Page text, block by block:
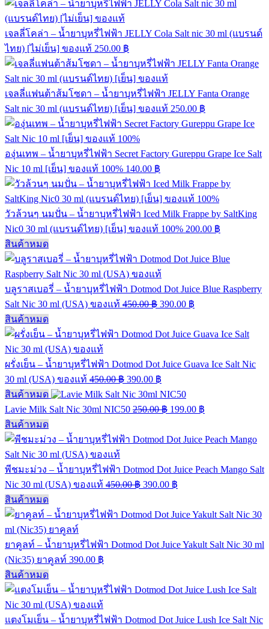
เจลลี่โคล่า – น้ำยาบุหรี่ไฟฟ้า JELLY Cola Salt nic 30 ml (แบรนด์
ไทย) [ไม่เย็น] ของแท้ 250.00 ฿
เจลลี่แฟนต้าส้มโซดา – น้ำยาบุหรี่ไฟฟ้า JELLY Fanta Orange
Salt nic 30 ml (แบรนด์ไทย) [เย็น] ของแท้ 250.00 ฿
องุ่นเทพ – น้ำยาบุหรี่ไฟฟ้า Secret Factory Gureppu Grape Ice Salt
Nic 10 ml [เย็น] ของแท้ 100% 140.00 ฿
วัวล้วนๆ นมปั่น – น้ำยาบุหรี่ไฟฟ้า Iced Milk Frappe by SaltKing
Nic0 30 ml (แบรนด์ไทย) [เย็น] ของแท้ 100% 200.00 ฿
สินค้าหมด
บลูราสเบอรี่ – น้ำยาบุหรี่ไฟฟ้า Dotmod Dot Juice Blue Raspberry
Salt Nic 30 ml (USA) ของแท้ 450.00฿ 390.00 ฿
สินค้าหมด
ผรั่งเย็น – น้ำยาบุหรี่ไฟฟ้า Dotmod Dot Juice Guava Ice Salt Nic
30 ml (USA) ของแท้ 450.00฿ 390.00 ฿
สินค้าหมด
Lavie Milk Salt Nic 30ml NIC50 250.00฿ 199.00 ฿
สินค้าหมด
พีชมะม่วง – น้ำยาบุหรี่ไฟฟ้า Dotmod Dot Juice Peach Mango Salt
Nic 30 ml (USA) ของแท้ 450.00฿ 390.00 ฿
สินค้าหมด
ยาคูลท์ – น้ำยาบุหรี่ไฟฟ้า Dotmod Dot Juice Yakult Salt Nic 30 ml
(Nic35) ยาคูลท์ 390.00 ฿
สินค้าหมด
แตงโมเย็น – น้ำยาบุหรี่ไฟฟ้า Dotmod Dot Juice Lush Ice Salt Nic